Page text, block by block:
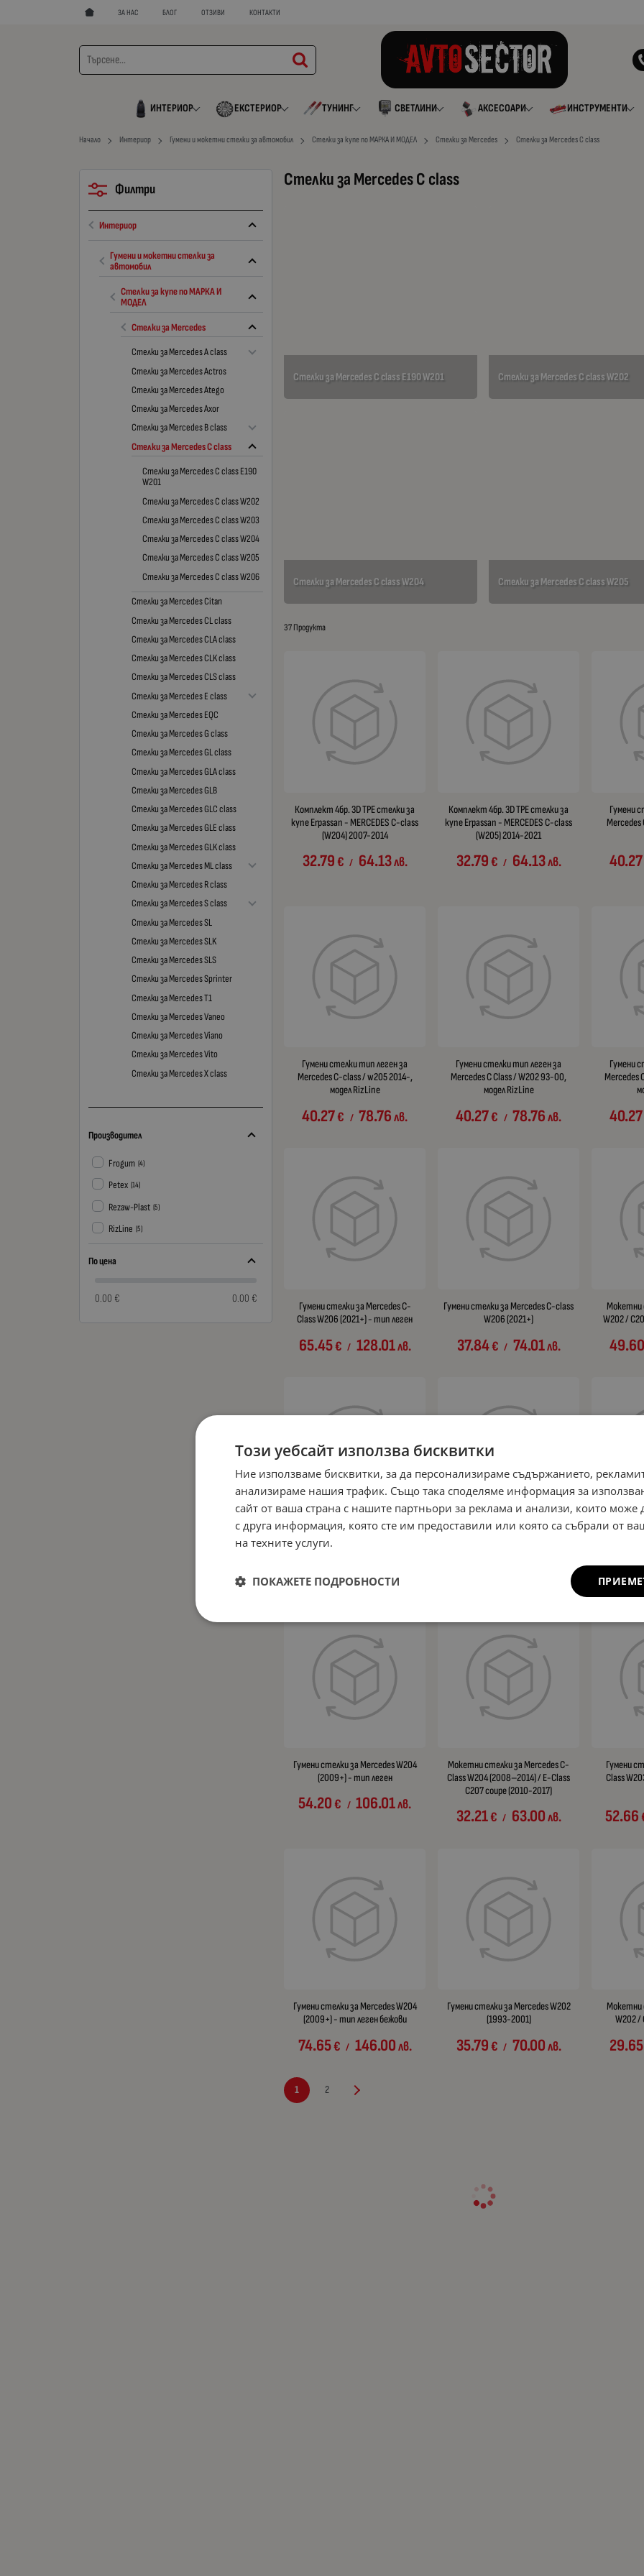
ЗА НАС БЛОГ ОТЗИВИ КОНТАКТИ
ИНТЕРИОР ЕКСТЕРИОР ТУНИНГ СВЕТЛИНИ АКСЕСОАРИ ИНСТРУМЕНТИ
Начало Интериор Гумени и мокетни стелки за автомобил Стелки за купе по МАРКА И МОДЕЛ Стелки за Mercedes Стелки за Mercedes C class
Стелки за Mercedes C class
Стелки за Mercedes C class E190 W201 Стелки за Mercedes C class W202
Стелки за Mercedes C class W204 Стелки за Mercedes C class W205
37 Продукта
Комплект 4бр. 3D TPE стелки за
купе Erpassan - MERCEDES C-class
(W204) 2007-2014
32.79€ / 64.13лв.
Комплект 4бр. 3D TPE стелки за
купе Erpassan - MERCEDES C-class
(W205) 2014-2021
32.79€ / 64.13лв.
Гумени
Mercedes
40.27
Гумени стелки тип леген за
Mercedes C-class / w205 2014-,
модел RizLine
40.27€ / 78.76лв.
Гумени стелки тип леген за
Mercedes C Class / W202 93-00,
модел RizLine
40.27€ / 78.76лв.
Гумени
Mercedes
40.27
Гумени стелки за Mercedes C-
Class W206 (2021+) - тип леген
65.45€ / 128.01лв.
Гумени стелки за Mercedes C-class
W206 (2021+)
37.84€ / 74.01лв.
Мокетни
W202 /
49.60
Гумени стелки за Mercedes W201
35.79€ / 70.00лв. 35.79
Гумени стелки за Mercedes W204
(2009+) - тип леген
54.20€ / 106.01лв.
Мокетни стелки за Mercedes C-
Class W204 (2008–2014) / E-Class
C207 coupe (2010-2017)
32.21€ / 63.00лв.
Гумени
Class
52.66
Гумени стелки за Mercedes W204
(2009+) - тип леген бежови
74.65€ / 146.00лв.
Гумени стелки за Mercedes W202
(1993-2001)
35.79€ / 70.00лв.
Мокетни
W202 /
29.65
1 2
Филтри
Интериор
Гумени и мокетни стелки за
автомобил
Стелки за купе по МАРКА И
МОДЕЛ
Стелки за Mercedes
Стелки за Mercedes A class
Стелки за Mercedes Actros
Стелки за Mercedes Atego
Стелки за Mercedes Axor
Стелки за Mercedes B class
Стелки за Mercedes C class
Стелки за Mercedes C class E190
W201
Стелки за Mercedes C class W202
Стелки за Mercedes C class W203
Стелки за Mercedes C class W204
Стелки за Mercedes C class W205
Стелки за Mercedes C class W206
Стелки за Mercedes Citan
Стелки за Mercedes CL class
Стелки за Mercedes CLA class
Стелки за Mercedes CLK class
Стелки за Mercedes CLS class
Стелки за Mercedes E class
Стелки за Mercedes EQC
Стелки за Mercedes G class
Стелки за Mercedes GL class
Стелки за Mercedes GLA class
Стелки за Mercedes GLB
Стелки за Mercedes GLC class
Стелки за Mercedes GLE class
Стелки за Mercedes GLK class
Стелки за Mercedes ML class
Стелки за Mercedes R class
Стелки за Mercedes S class
Стелки за Mercedes SL
Стелки за Mercedes SLK
Стелки за Mercedes SLS
Стелки за Mercedes Sprinter
Стелки за Mercedes T1
Стелки за Mercedes Vaneo
Стелки за Mercedes Viano
Стелки за Mercedes Vito
Стелки за Mercedes X class
Производител
Frogum (4)
Petex (14)
Rezaw-Plast (5)
RizLine (5)
По цена
0.00 € 0.00 €
Този уебсайт използва бисквитки
Ние използваме бисквитки, за да персонализираме съдържанието,
анализираме нашия трафик. Също така споделяме информация за
сайт от ваша страна с нашите партньори за реклама и анализи, които може
с друга информация, която сте им предоставили или която са събрали от
на техните услуги.
ПОКАЖЕТЕ ПОДРОБНОСТИ